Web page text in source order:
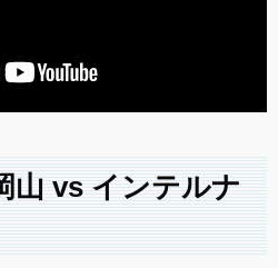
山 vs インテルナ